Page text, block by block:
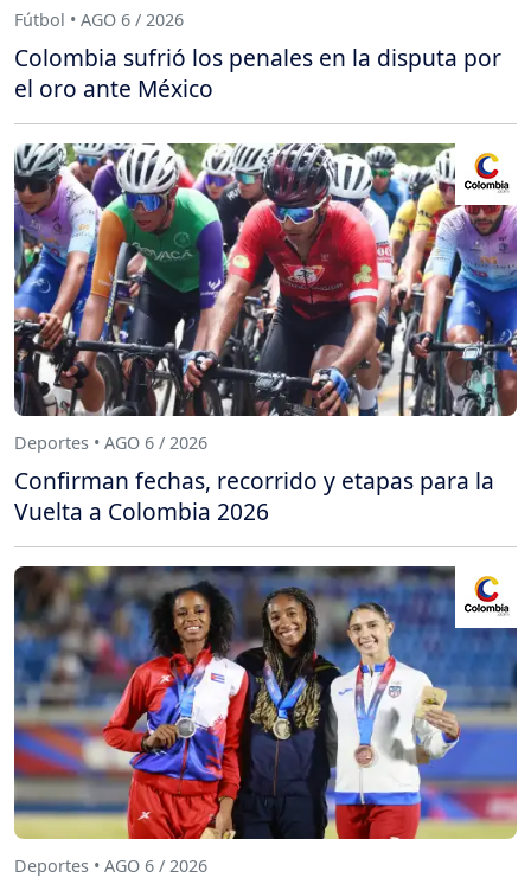
Fútbol • AGO 6 / 2026
Colombia sufrió los penales en la disputa por
el oro ante México
Deportes • AGO 6 / 2026
Confirman fechas, recorrido y etapas para la
Vuelta a Colombia 2026
Deportes • AGO 6 / 2026